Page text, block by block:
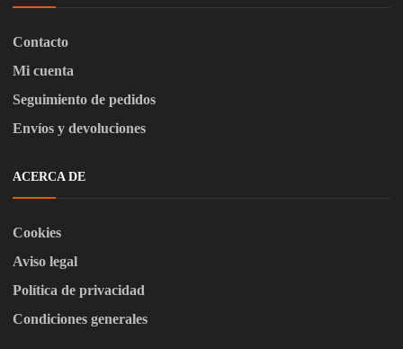
Contacto
Mi cuenta
Seguimiento de pedidos
Envíos y devoluciones
ACERCA DE
Cookies
Aviso legal
Política de privacidad
Condiciones generales